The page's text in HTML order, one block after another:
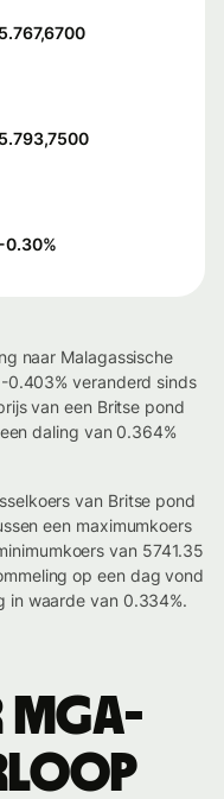
5.767,6700
5.793,7500
-0.30%
naar Malagassische
0.403% veranderd sinds
van een Britse pond
daling van 0.364%
van Britse pond
een maximumkoers
van 5741.35
op een dag vond
in waarde van 0.334%.